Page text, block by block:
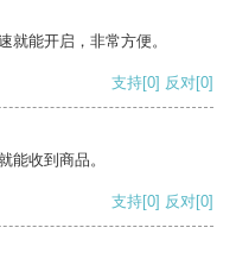
就能开启，非常方便。
支持[0] 反对[0]
能收到商品。
支持[0] 反对[0]